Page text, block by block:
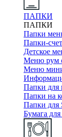
ПАПКИ
ПАПКИ
Папки
Папки-счет
Детское
Меню рум
Меню
Папки для
Папки на
Папки для
Бумага